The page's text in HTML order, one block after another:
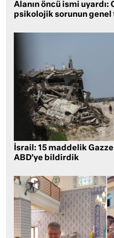
Alanın öncü ismi uyardı:
psikolojik sorunun genel
İsrail: 15 maddelik
ABD’ye bildirdik